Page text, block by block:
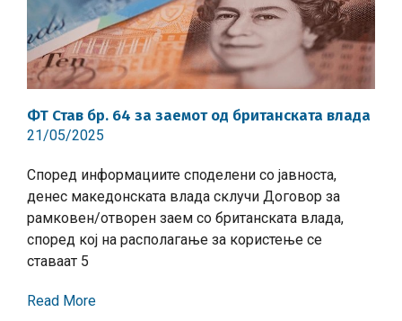
ФТ Став бр. 64 за заемот од британската влада
21/05/2025
Според информациите споделени со јавноста,
денес македонската влада склучи Договор за
рамковен/отворен заем со британската влада,
според кој на располагање за користење се
ставаат 5
Read More